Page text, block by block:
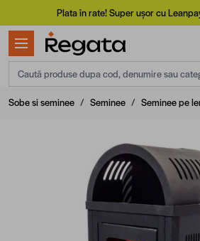
Mergi la ConținutPlata în rate! Super ușor cu
Caută produse dupa cod, denumire sau
Sobe si seminee / Seminee / Seminee pe